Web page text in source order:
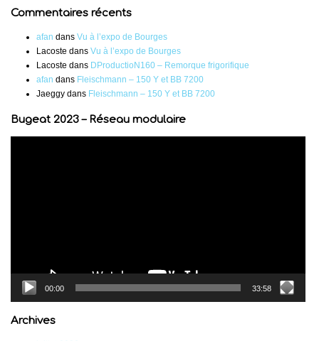
Commentaires récents
afan dans Vu à l’expo de Bourges
Lacoste dans Vu à l’expo de Bourges
Lacoste dans DProductioN160 – Remorque frigorifique
afan dans Fleischmann – 150 Y et BB 7200
Jaeggy dans Fleischmann – 150 Y et BB 7200
Bugeat 2023 – Réseau modulaire
00:00 33:58
Archives